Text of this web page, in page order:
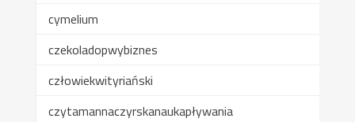
cymelium
czekoladopwybiznes
człowiekwityriański
czytamannaczyrskanaukapływania